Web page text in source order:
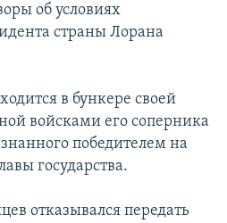
об условиях
страны Лорана
в бункере своей
войсками его соперника
победителем на
государства.
отказывался передать